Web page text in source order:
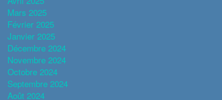
Mars 2025
Février 2025
Janvier 2025
Décembre 2024
Novembre 2024
Octobre 2024
Septembre 2024
Août 2024